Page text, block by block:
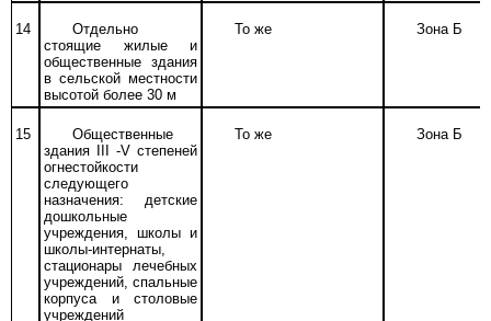
14
Отдельно
стоящие жилые и
общественные здания
в сельской местности
высотой более 30 м
То же Зона Б
15
Общественные
здания
-V степеней
огнестойкости
следующего
назначения: детские
дошкольные
учреждения, школы и
школы-интернаты,
стационары лечебных
учреждений, спальные
корпуса и столовые
учреждений
То же Зона Б